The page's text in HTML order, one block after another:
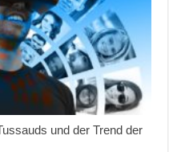
und der Trend der